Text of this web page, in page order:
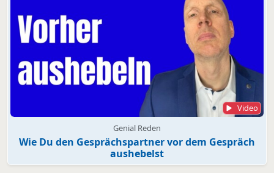
Video
Genial Reden
Wie Du den Gesprächspartner vor dem Gespräch
aushebelst